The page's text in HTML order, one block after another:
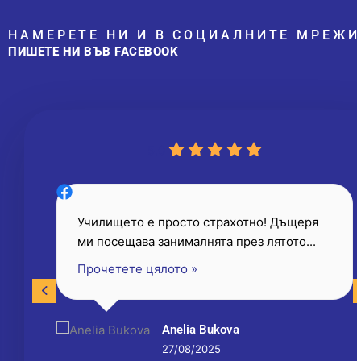
НАМЕРЕТЕ НИ И В СОЦИАЛНИТЕ МРЕЖИ
ПИШЕТЕ НИ ВЪВ FACEBOOK
Anelia Bukova
27/08/2025
Училището е просто страхотно! Дъщеря
ми посещава занималнята през лятото...
Прочетете цялото »